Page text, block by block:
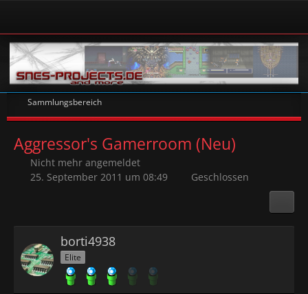
Sammlungsbereich
Aggressor's Gamerroom (Neu)
Nicht mehr angemeldet
25. September 2011 um 08:49
Geschlossen
borti4938
Elite